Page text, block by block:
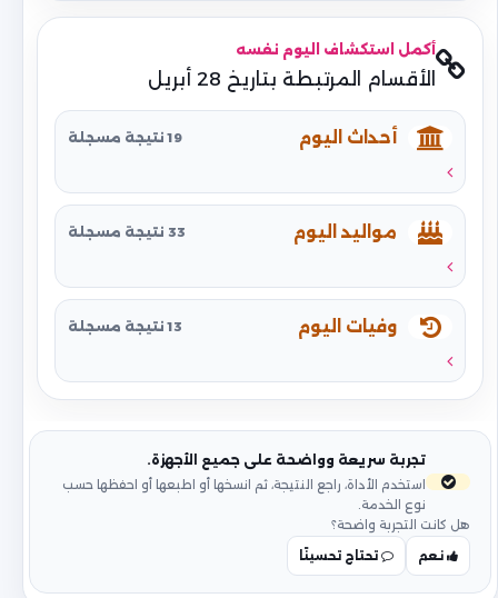
أكمل استكشاف اليوم نفسه
الأقسام المرتبطة بتاريخ 28 أبريل
أحداث اليوم 19 نتيجة مسجلة
مواليد اليوم 33 نتيجة مسجلة
وفيات اليوم 13 نتيجة مسجلة
تجربة سريعة وواضحة على جميع الأجهزة.
استخدم الأداة، راجع النتيجة، ثم انسخها أو اطبعها أو احفظها حسب
نوع الخدمة.
هل كانت التجربة واضحة؟
نعم
تحتاج تحسينًا